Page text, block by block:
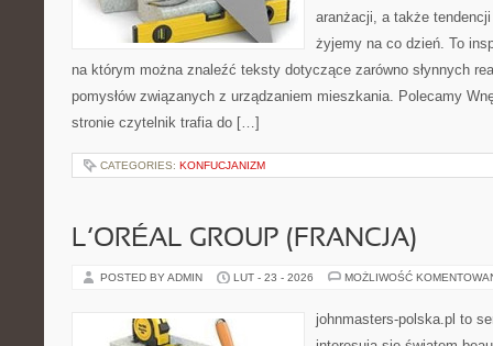
aranżacji, a także
żyjemy na co dzień. To
na którym można znaleźć teksty dotyczące zarówno słynnych
pomysłów związanych z urządzaniem mieszkania. Polecamy
stronie czytelnik trafia do […]
CATEGORIES: KONFUCJANIZM
L’ORÉAL GROUP (FRANCJA)
POSTED BY ADMIN LUT - 23 - 2026 MOŻLIWOŚĆ
johnmasters-polska.pl to